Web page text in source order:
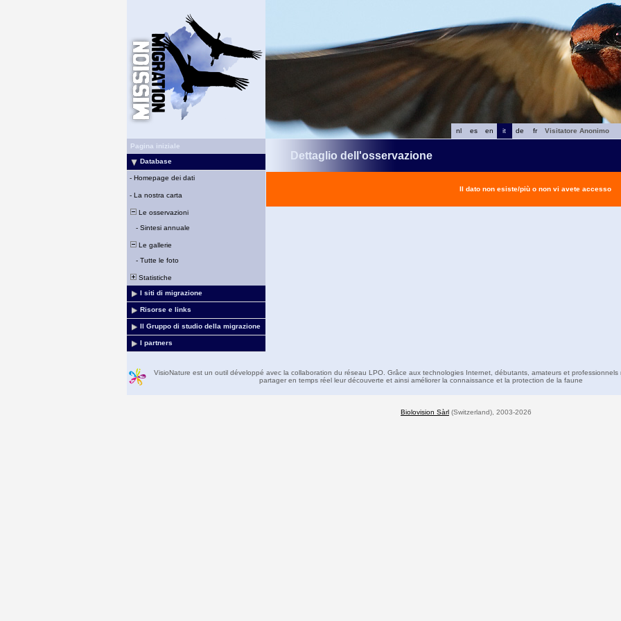
fr
de
it
en
es
nl
Visitatore Anonimo
Pagina iniziale
Database
- Homepage dei dati
- La nostra carta
Le osservazioni
- Sintesi annuale
Le gallerie
- Tutte le foto
Statistiche
I siti di migrazione
Risorse e links
Il Gruppo di studio della migrazione
I partners
Dettaglio dell'osservazione
Il dato non esiste/più o non vi avete accesso
VisioNature est un outil développé avec la collaboration du réseau LPO. Grâce aux technologies Internet, débutants, amateurs et professionnels
partager en temps réel leur découverte et ainsi améliorer la connaissance et la protection de la faune
Biolovision Sàrl (Switzerland), 2003-2026